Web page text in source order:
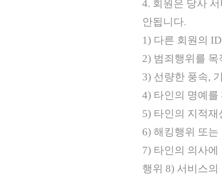
4. 회원은 당사
안됩니다.
1) 다른 회원의
2) 범죄행위를
3) 선량한 풍속,
4) 타인의 명예
5) 타인의 지적
6) 해킹행위 또
7) 타인의 의사
행위 8) 서비스